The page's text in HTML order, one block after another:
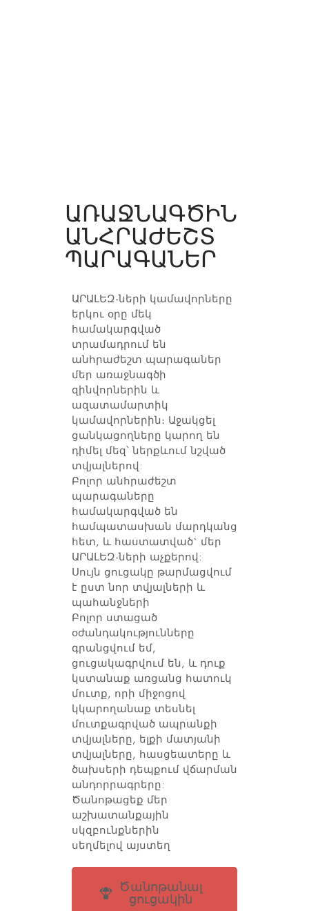
ԱՌԱՋՆԱԳԾԻՆ
ԱՆՀՐԱԺԵՇՏ
ՊԱՐԱԳԱՆԵՐ
ԱՐԱԼԵԶ-ների կամավորները
երկու օրը մեկ
համակարգված
տրամադրում են
անհրաժեշտ պարագաներ
մեր առաջնագծի
զինվորներին և
ազատամարտիկ
կամավորներին։ Աջակցել
ցանկացողները կարող են
դիմել մեզ՝ ներքևում նշված
տվյալներով:
Բոլոր անհրաժեշտ
պարագաները
համակարգված են
համպատասխան մարդկանց
հետ, և հաստատված` մեր
ԱՐԱԼԵԶ-ների աչքերով:
Սույն ցուցակը թարմացվում
է ըստ նոր տվյալների և
պահանջների
Բոլոր ստացած
օժանդակությունները
գրանցվում եմ,
ցուցակագրվում են, և դուք
կստանաք առցանց հատուկ
մուտք, որի միջոցով
կկարողանաք տեսնել
մուտքագրված ապրանքի
տվյալները, ելքի մատյանի
տվյալները, հասցեատերը և
ծախսերի դեպքում վճարման
անդորրագրերը:
Ծանոթացեք մեր
աշխատանքային
սկզբունքներին
սեղմելով այստեղ
Ծանոթանալ
ցուցակին